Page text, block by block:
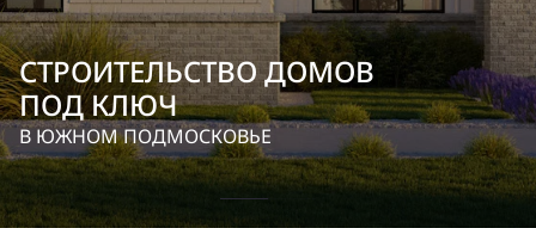
СТРОИТЕЛЬСТВО ДОМОВ
ПОД КЛЮЧ
В ЮЖНОМ ПОДМОСКОВЬЕ